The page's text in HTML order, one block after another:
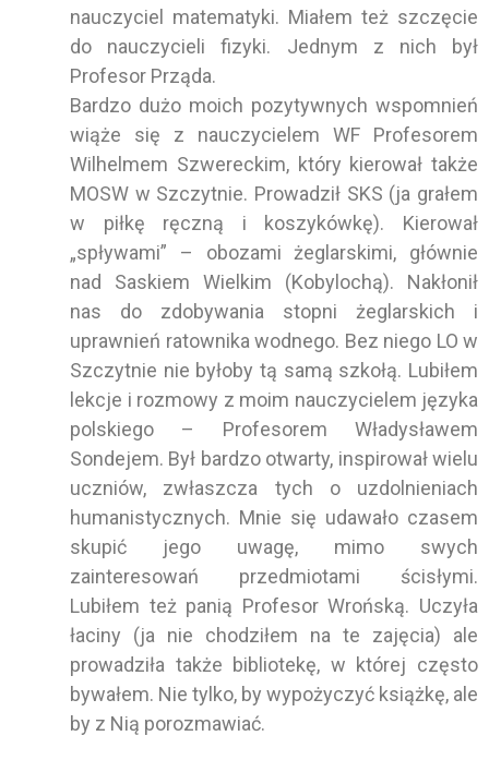
nauczyciel matematyki. Miałem też szczęcie
do nauczycieli fizyki. Jednym z nich był
Profesor Prząda.
Bardzo dużo moich pozytywnych wspomnień
wiąże się z nauczycielem WF Profesorem
Wilhelmem Szwereckim, który kierował także
MOSW w Szczytnie. Prowadził SKS (ja grałem
w piłkę ręczną i koszykówkę). Kierował
„spływami” – obozami żeglarskimi, głównie
nad Saskiem Wielkim (Kobylochą). Nakłonił
nas do zdobywania stopni żeglarskich i
uprawnień ratownika wodnego. Bez niego LO w
Szczytnie nie byłoby tą samą szkołą. Lubiłem
lekcje i rozmowy z moim nauczycielem języka
polskiego – Profesorem Władysławem
Sondejem. Był bardzo otwarty, inspirował wielu
uczniów, zwłaszcza tych o uzdolnieniach
humanistycznych. Mnie się udawało czasem
skupić jego uwagę, mimo swych
zainteresowań przedmiotami ścisłymi.
Lubiłem też panią Profesor Wrońską. Uczyła
łaciny (ja nie chodziłem na te zajęcia) ale
prowadziła także bibliotekę, w której często
bywałem. Nie tylko, by wypożyczyć książkę, ale
by z Nią porozmawiać.